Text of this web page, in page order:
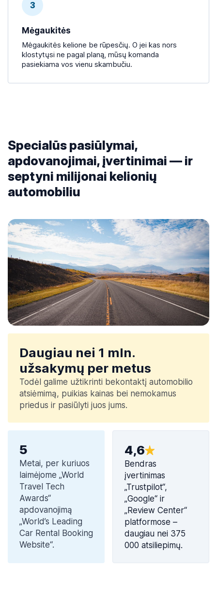
3
Mėgaukitės
Mėgaukitės kelione be rūpesčių. O jei kas nors
klostytųsi ne pagal planą, mūsų komanda
pasiekiama vos vienu skambučiu.
Specialūs pasiūlymai,
apdovanojimai, įvertinimai — ir
septyni milijonai kelionių
automobiliu
Daugiau nei 1 mln.
užsakymų per metus
Todėl galime užtikrinti bekontaktį automobilio
atsiėmimą, puikias kainas bei nemokamus
priedus ir pasiūlyti juos jums.
5
Metai, per kuriuos
laimėjome „World
Travel Tech
Awards“
apdovanojimą
„World’s Leading
Car Rental Booking
Website“.
4,6
Bendras
įvertinimas
„Trustpilot“,
„Google“ ir
„Review Center“
platformose –
daugiau nei 375
000 atsiliepimų.